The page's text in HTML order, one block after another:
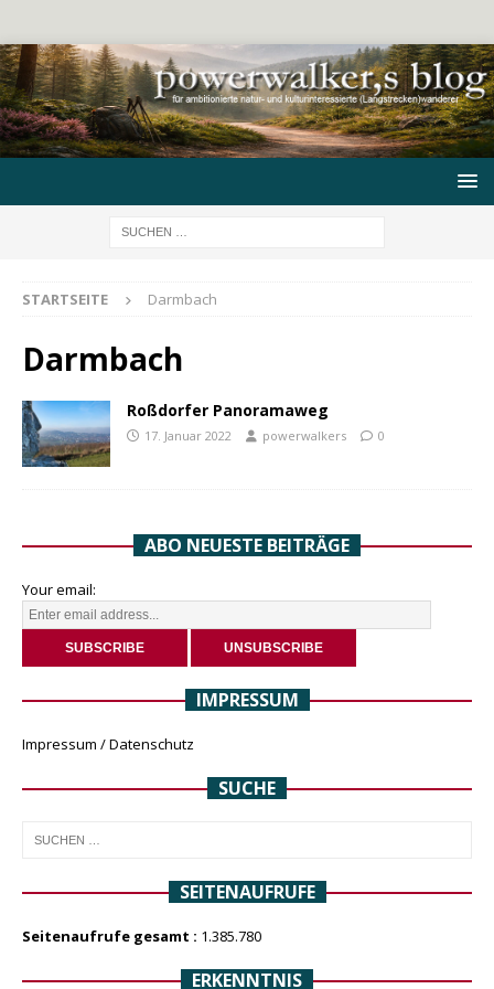
STARTSEITE Darmbach
Darmbach
Roßdorfer Panoramaweg
17. Januar 2022 powerwalkers 0
ABO NEUESTE BEITRÄGE
Your email:
IMPRESSUM
Impressum / Datenschutz
SUCHE
SEITENAUFRUFE
Seitenaufrufe gesamt : 1.385.780
ERKENNTNIS